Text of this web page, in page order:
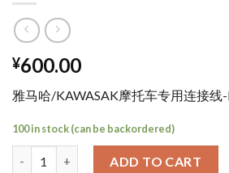
¥600.00
雅马哈/KAWASAK摩托车专用连接
100 in stock (can be backordered)
ADD TO CART